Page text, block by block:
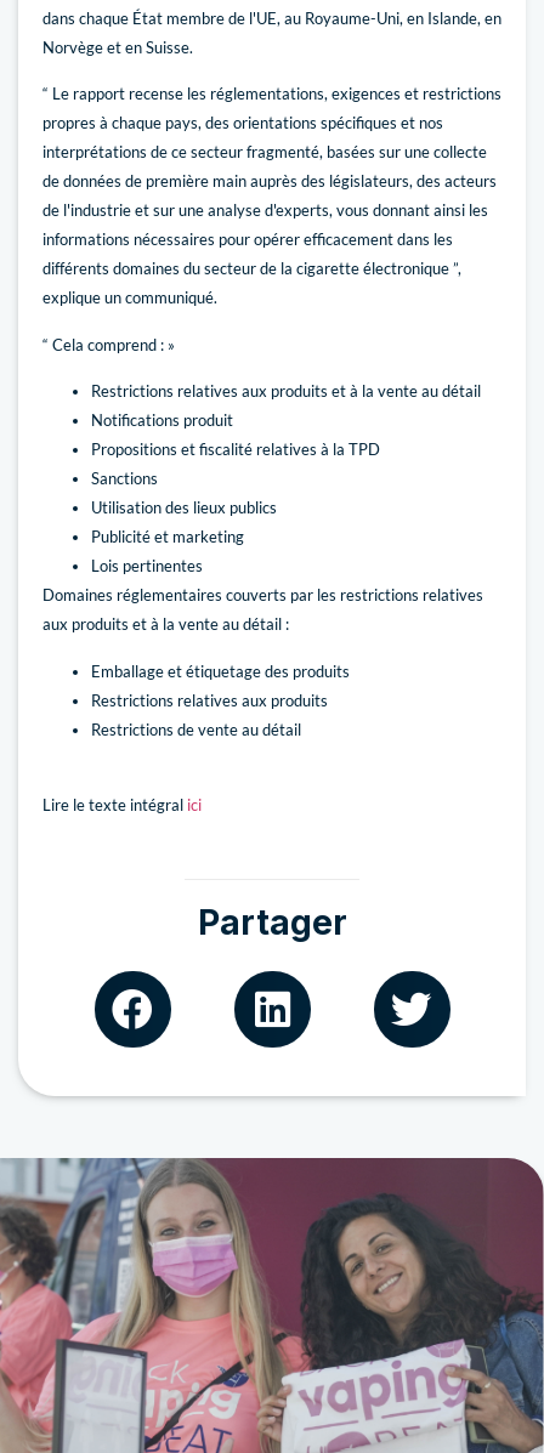
dans chaque État membre de l'UE, au Royaume-Uni, en Islande, en
Norvège et en Suisse.
“ Le rapport recense les réglementations, exigences et restrictions
propres à chaque pays, des orientations spécifiques et nos
interprétations de ce secteur fragmenté, basées sur une collecte
de données de première main auprès des législateurs, des acteurs
de l'industrie et sur une analyse d'experts, vous donnant ainsi les
informations nécessaires pour opérer efficacement dans les
différents domaines du secteur de la cigarette électronique ”,
explique un communiqué.
“ Cela comprend : »
Restrictions relatives aux produits et à la vente au détail
Notifications produit
Propositions et fiscalité relatives à la TPD
Sanctions
Utilisation des lieux publics
Publicité et marketing
Lois pertinentes
Domaines réglementaires couverts par les restrictions relatives
aux produits et à la vente au détail :
Emballage et étiquetage des produits
Restrictions relatives aux produits
Restrictions de vente au détail
Lire le texte intégral ici
Partager